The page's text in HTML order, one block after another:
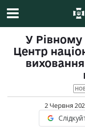
У Рівному
Центр
2 Червня